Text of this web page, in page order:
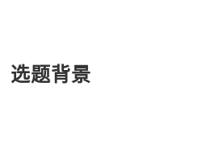
选题背景